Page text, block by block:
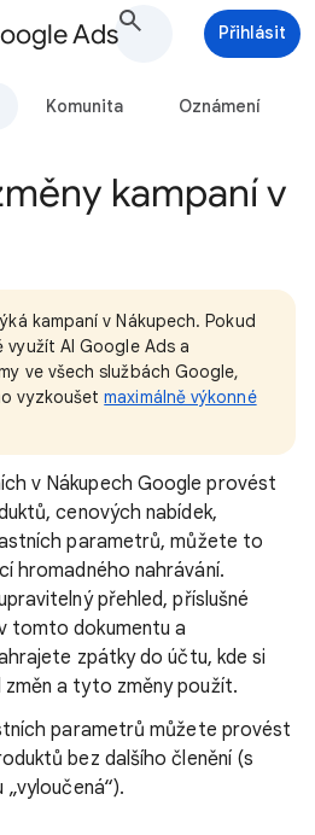
Ads Přihlásit
Komunita Oznámení
kampaní v
kampaní v Nákupech. Pokud
využít AI Google Ads a
ve všech službách Google,
vyzkoušetmaximálně výkonné
v Nákupech Google provést
cenových nabídek,
parametrů, můžete to
hromadného nahrávání.
přehled, příslušné
tomto dokumentu a
zpátky do účtu, kde si
a tyto změny použít.
parametrů můžete provést
bez dalšího členění (s